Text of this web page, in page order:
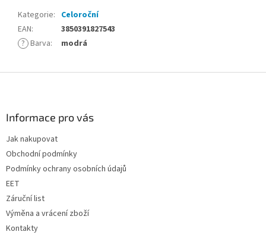
Kategorie: Celoroční
EAN:
3850391827543
? Barva: modrá
Informace pro vás
Jak nakupovat
Obchodní podmínky
Podmínky ochrany osobních údajů
EET
Záruční list
Výměna a vrácení zboží
Kontakty